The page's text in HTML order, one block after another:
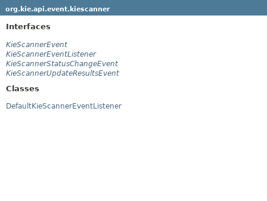
org.kie.api.event.kiescanner
Interfaces
KieScannerEvent
KieScannerEventListener
KieScannerStatusChangeEvent
KieScannerUpdateResultsEvent
Classes
DefaultKieScannerEventListener